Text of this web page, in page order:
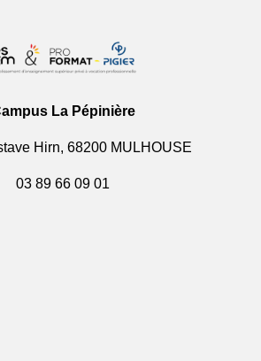
La Pépinière
Hirn, 68200 MULHOUSE
03 89 66 09 01